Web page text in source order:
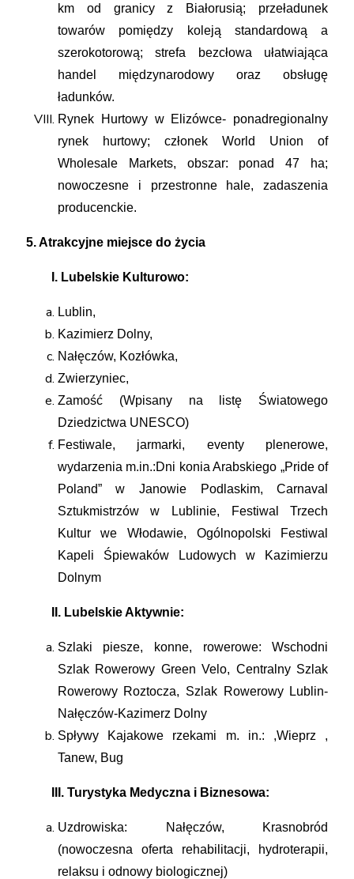
km od granicy z Białorusią; przeładunek
towarów pomiędzy koleją standardową a
szerokotorową; strefa bezcłowa ułatwiająca
handel międzynarodowy oraz obsługę
ładunków.
Rynek Hurtowy w Elizówce- ponadregionalny
rynek hurtowy; członek World Union of
Wholesale Markets, obszar: ponad 47 ha;
nowoczesne i przestronne hale, zadaszenia
producenckie.
5. Atrakcyjne miejsce do życia
I. Lubelskie Kulturowo:
Lublin,
Kazimierz Dolny,
Nałęczów, Kozłówka,
Zwierzyniec,
Zamość (Wpisany na listę Światowego
Dziedzictwa UNESCO)
Festiwale, jarmarki, eventy plenerowe,
wydarzenia m.in.:Dni konia Arabskiego „Pride of
Poland” w Janowie Podlaskim, Carnaval
Sztukmistrzów w Lublinie, Festiwal Trzech
Kultur we Włodawie, Ogólnopolski Festiwal
Kapeli Śpiewaków Ludowych w Kazimierzu
Dolnym
II. Lubelskie Aktywnie:
Szlaki piesze, konne, rowerowe: Wschodni
Szlak Rowerowy Green Velo, Centralny Szlak
Rowerowy Roztocza, Szlak Rowerowy Lublin-
Nałęczów-Kazimerz Dolny
Spływy Kajakowe rzekami m. in.: ,Wieprz ,
Tanew, Bug
III. Turystyka Medyczna i Biznesowa:
Uzdrowiska: Nałęczów, Krasnobród
(nowoczesna oferta rehabilitacji, hydroterapii,
relaksu i odnowy biologicznej)